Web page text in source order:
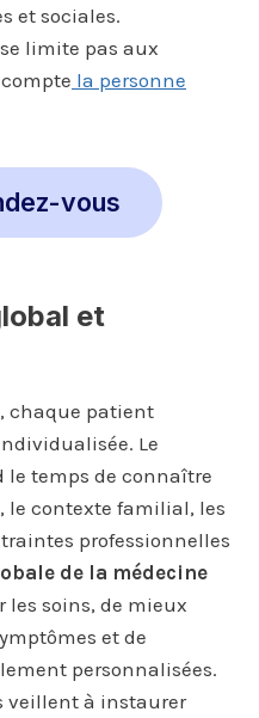
et sociales.
limite pas aux
la personne
vous
et
chaque patient
Le
le temps de connaître
le contexte familial, les
professionnelles
de la médecine
les soins, de mieux
et de
personnalisées.
veillent à instaurer